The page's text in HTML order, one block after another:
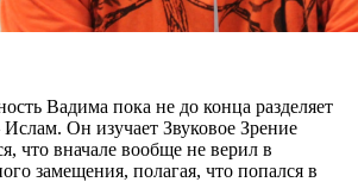
Вадима пока не до конца разделяет
Ислам. Он изучает Звуковое Зрение
что вначале вообще не верил в
замещения, полагая, что попался в